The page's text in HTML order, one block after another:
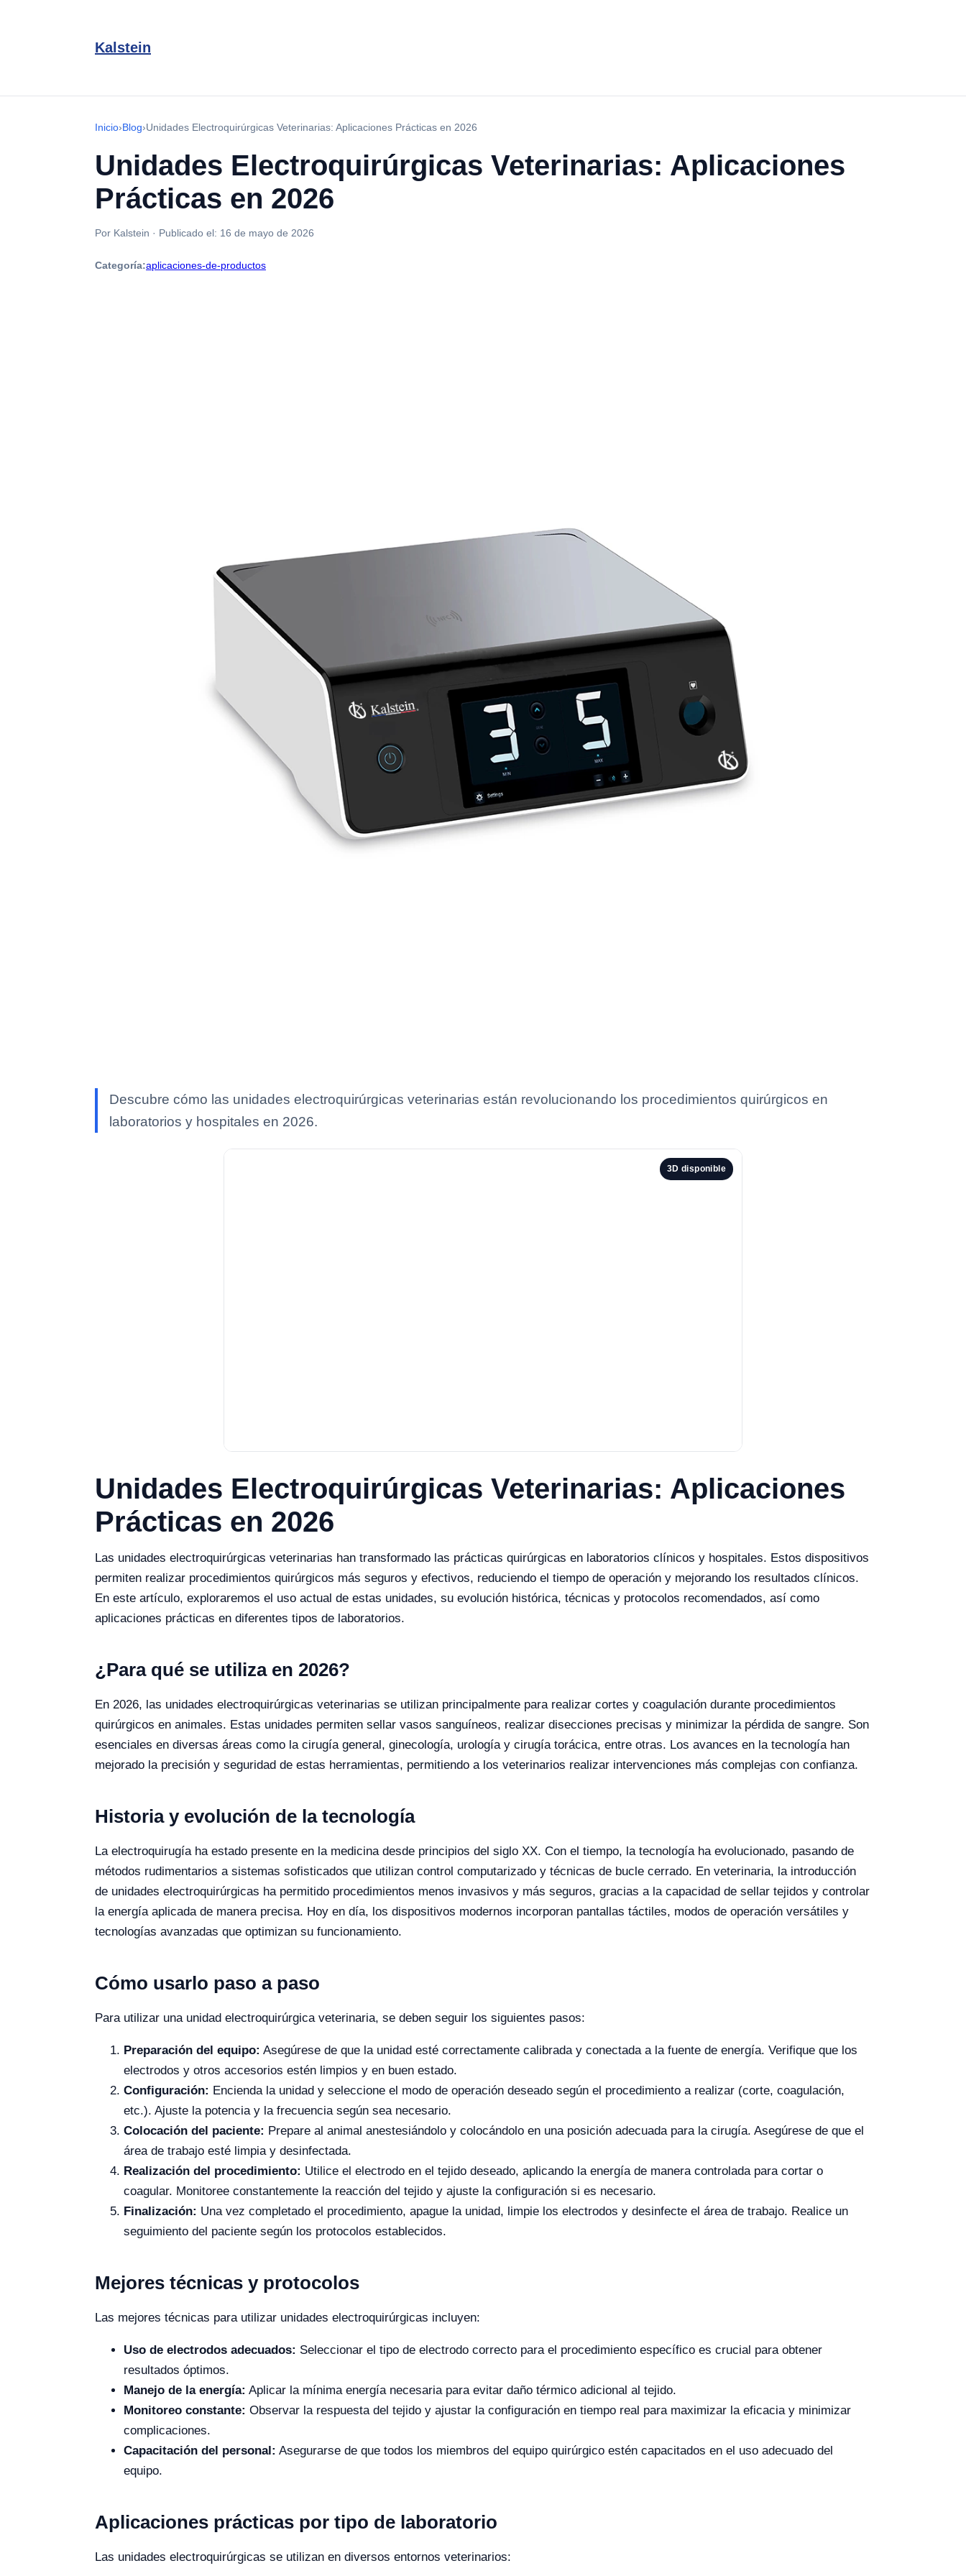
Kalstein
Inicio›Blog›Unidades Electroquirúrgicas Veterinarias: Aplicaciones Prácticas en 2026
Unidades Electroquirúrgicas Veterinarias: Aplicaciones
Prácticas en 2026
Por Kalstein · Publicado el: 16 de mayo de 2026
Categoría:aplicaciones-de-productos
Descubre cómo las unidades electroquirúrgicas veterinarias están revolucionando los procedimientos quirúrgicos en
laboratorios y hospitales en 2026.
3D disponible
Unidades Electroquirúrgicas Veterinarias: Aplicaciones
Prácticas en 2026
Las unidades electroquirúrgicas veterinarias han transformado las prácticas quirúrgicas en laboratorios clínicos y hospitales. Estos dispositivos
permiten realizar procedimientos quirúrgicos más seguros y efectivos, reduciendo el tiempo de operación y mejorando los resultados clínicos.
En este artículo, exploraremos el uso actual de estas unidades, su evolución histórica, técnicas y protocolos recomendados, así como
aplicaciones prácticas en diferentes tipos de laboratorios.
¿Para qué se utiliza en 2026?
En 2026, las unidades electroquirúrgicas veterinarias se utilizan principalmente para realizar cortes y coagulación durante procedimientos
quirúrgicos en animales. Estas unidades permiten sellar vasos sanguíneos, realizar disecciones precisas y minimizar la pérdida de sangre. Son
esenciales en diversas áreas como la cirugía general, ginecología, urología y cirugía torácica, entre otras. Los avances en la tecnología han
mejorado la precisión y seguridad de estas herramientas, permitiendo a los veterinarios realizar intervenciones más complejas con confianza.
Historia y evolución de la tecnología
La electroquirugía ha estado presente en la medicina desde principios del siglo XX. Con el tiempo, la tecnología ha evolucionado, pasando de
métodos rudimentarios a sistemas sofisticados que utilizan control computarizado y técnicas de bucle cerrado. En veterinaria, la introducción
de unidades electroquirúrgicas ha permitido procedimientos menos invasivos y más seguros, gracias a la capacidad de sellar tejidos y controlar
la energía aplicada de manera precisa. Hoy en día, los dispositivos modernos incorporan pantallas táctiles, modos de operación versátiles y
tecnologías avanzadas que optimizan su funcionamiento.
Cómo usarlo paso a paso
Para utilizar una unidad electroquirúrgica veterinaria, se deben seguir los siguientes pasos:
Preparación del equipo: Asegúrese de que la unidad esté correctamente calibrada y conectada a la fuente de energía. Verifique que los
electrodos y otros accesorios estén limpios y en buen estado.
Configuración: Encienda la unidad y seleccione el modo de operación deseado según el procedimiento a realizar (corte, coagulación,
etc.). Ajuste la potencia y la frecuencia según sea necesario.
Colocación del paciente: Prepare al animal anestesiándolo y colocándolo en una posición adecuada para la cirugía. Asegúrese de que el
área de trabajo esté limpia y desinfectada.
Realización del procedimiento: Utilice el electrodo en el tejido deseado, aplicando la energía de manera controlada para cortar o
coagular. Monitoree constantemente la reacción del tejido y ajuste la configuración si es necesario.
Finalización: Una vez completado el procedimiento, apague la unidad, limpie los electrodos y desinfecte el área de trabajo. Realice un
seguimiento del paciente según los protocolos establecidos.
Mejores técnicas y protocolos
Las mejores técnicas para utilizar unidades electroquirúrgicas incluyen:
Uso de electrodos adecuados: Seleccionar el tipo de electrodo correcto para el procedimiento específico es crucial para obtener
resultados óptimos.
Manejo de la energía: Aplicar la mínima energía necesaria para evitar daño térmico adicional al tejido.
Monitoreo constante: Observar la respuesta del tejido y ajustar la configuración en tiempo real para maximizar la eficacia y minimizar
complicaciones.
Capacitación del personal: Asegurarse de que todos los miembros del equipo quirúrgico estén capacitados en el uso adecuado del
equipo.
Aplicaciones prácticas por tipo de laboratorio
Las unidades electroquirúrgicas se utilizan en diversos entornos veterinarios: